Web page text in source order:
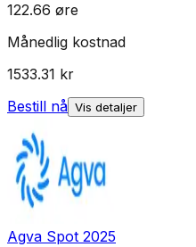
122.66 øre
Månedlig kostnad
1533.31 kr
Bestill nå Vis detaljer
Agva Spot 2025